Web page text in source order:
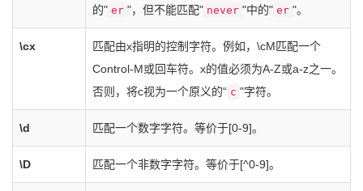
的" er "，但不能匹配" never "中的" er "。
\cx
匹配由x指明的控制字符。例如，\cM匹配一个
Control-M或回车符。x的值必须为A-Z或a-z之一。
否则，将c视为一个原义的“ c "字符。
\d 匹配一个数字字符。等价于[0-9]。
\D 匹配一个非数字字符。等价于[^0-9]。